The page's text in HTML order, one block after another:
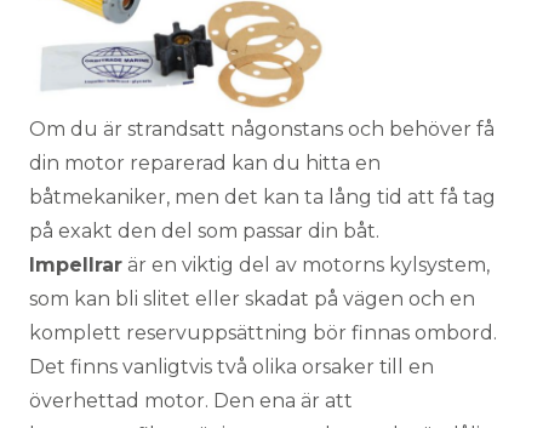
Om du är strandsatt någonstans och behöver få
din motor reparerad kan du hitta en
båtmekaniker, men det kan ta lång tid att få tag
på exakt den del som passar din båt.
Impellrar är en viktig del av motorns kylsystem,
som kan bli slitet eller skadat på vägen och en
komplett reservuppsättning bör finnas ombord.
Det finns vanligtvis två olika orsaker till en
överhettad motor. Den ena är att